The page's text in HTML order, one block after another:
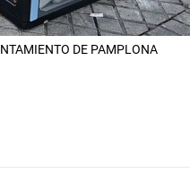
DE PAMPLONA